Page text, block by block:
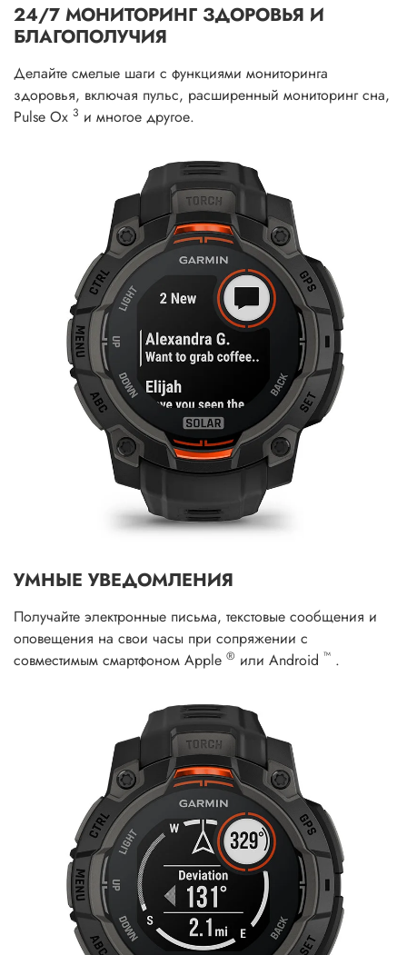
24/7 МОНИТОРИНГ ЗДОРОВЬЯ И
БЛАГОПОЛУЧИЯ
Делайте смелые шаги с функциями мониторинга
здоровья, включая пульс, расширенный мониторинг сна,
Pulse Ox 3 и многое другое.
УМНЫЕ УВЕДОМЛЕНИЯ
Получайте электронные письма, текстовые сообщения и
оповещения на свои часы при сопряжении с
совместимым смартфоном Apple ® или Android ™ .